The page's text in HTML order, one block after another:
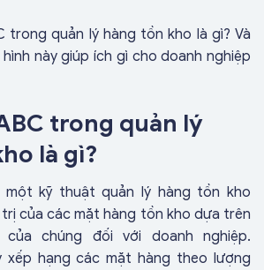
trong quản lý hàng tồn kho là gì? Và
này giúp ích gì cho doanh nghiệp
trong quản lý
là gì?
một kỹ thuật quản lý hàng tồn kho
trị của các mặt hàng tồn kho dựa trên
chúng đối với doanh nghiệp.
xếp hạng các mặt hàng theo lượng